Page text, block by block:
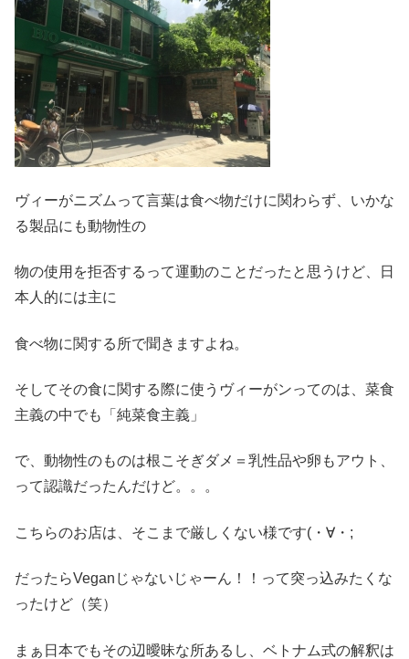
ヴィーがニズムって言葉は食べ物だけに関わらず、いかな
る製品にも動物性の
物の使用を拒否するって運動のことだったと思うけど、日
本人的には主に
食べ物に関する所で聞きますよね。
そしてその食に関する際に使うヴィーがンってのは、菜食
主義の中でも「純菜食主義」
で、動物性のものは根こそぎダメ＝乳性品や卵もアウト、
って認識だったんだけど。。。
こちらのお店は、そこまで厳しくない様です(・∀・;
だったらVeganじゃないじゃーん！！って突っ込みたくな
ったけど（笑）
まぁ日本でもその辺曖昧な所あるし、ベトナム式の解釈は